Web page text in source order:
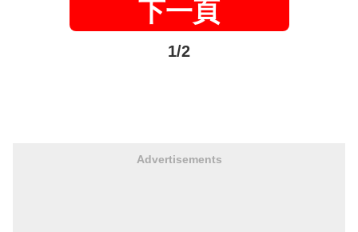
下一頁
1/2
Advertisements